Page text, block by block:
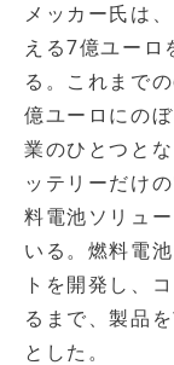
メッカー氏は
える7億ユーロ
る。これまで
億ユーロにの
業のひとつと
ッテリーだけ
料電池ソリュ
いる。燃料電
トを開発し、
るまで、製品
とした。